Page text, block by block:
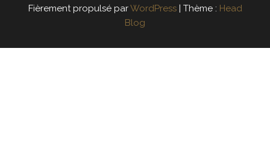
Fièrement propulsé parWordPress | Thème : Head
Blog